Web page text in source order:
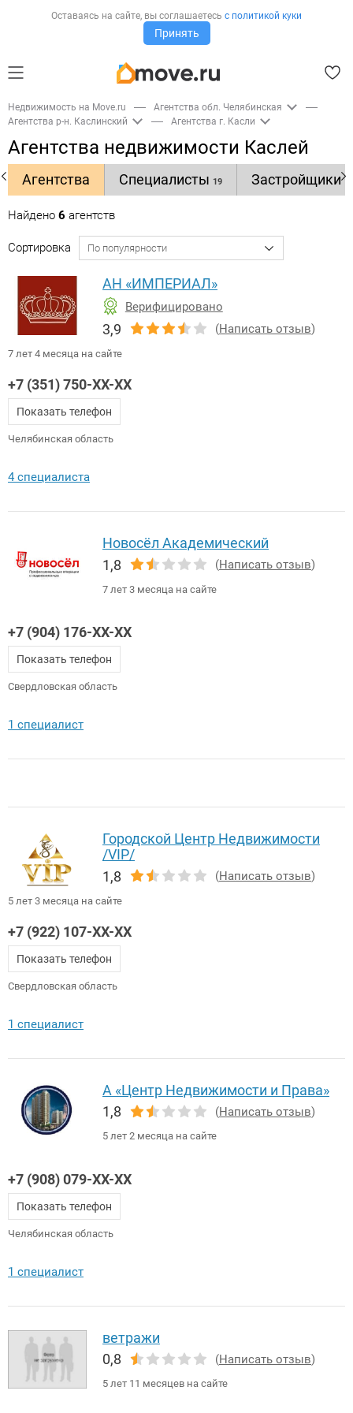
Оставаясь на сайте, вы соглашаетесь с политикой куки
Принять
Недвижимость на Move.ru
Агентства обл. Челябинская
Агентства р-н. Каслинский
Агентства г. Касли
Агентства недвижимости Каслей
Агентства Специалисты 19 Застройщики14
Найдено 6 агентств
Сортировка
АН «ИМПЕРИАЛ»
Верифицировано
3,9 (Написать отзыв)
7 лет 4 месяца на сайте
+7 (351) 750-XX-XX
Показать телефон
Челябинская область
4 специалиста
Новосёл Академический
1,8
(Написать отзыв)
7 лет 3 месяца на сайте
+7 (904) 176-XX-XX
Показать телефон
Свердловская область
1 специалист
Городской Центр Недвижимости
/VIP/
1,8
(Написать отзыв)
5 лет 3 месяца на сайте
+7 (922) 107-XX-XX
Показать телефон
Свердловская область
1 специалист
А «Центр Недвижимости и Права»
1,8
(Написать отзыв)
5 лет 2 месяца на сайте
+7 (908) 079-XX-XX
Показать телефон
Челябинская область
1 специалист
ветражи
0,8
(Написать отзыв)
5 лет 11 месяцев на сайте